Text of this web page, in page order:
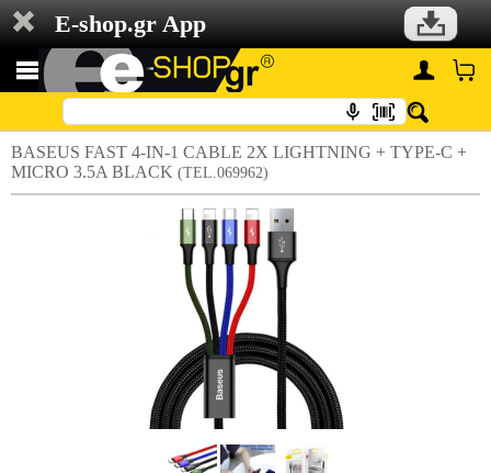
E-shop.gr App
BASEUS FAST 4-IN-1 CABLE 2X LIGHTNING + TYPE-C +
MICRO 3.5A BLACK (TEL.069962)